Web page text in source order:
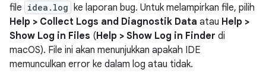
file idea.log ke laporan bug. Untuk melampirkan file, pilih
Help > Collect Logs and Diagnostik Data atau Help >
Show Log in Files (Help > Show Log in Finder di
macOS). File ini akan menunjukkan apakah IDE
memunculkan error ke dalam log atau tidak.